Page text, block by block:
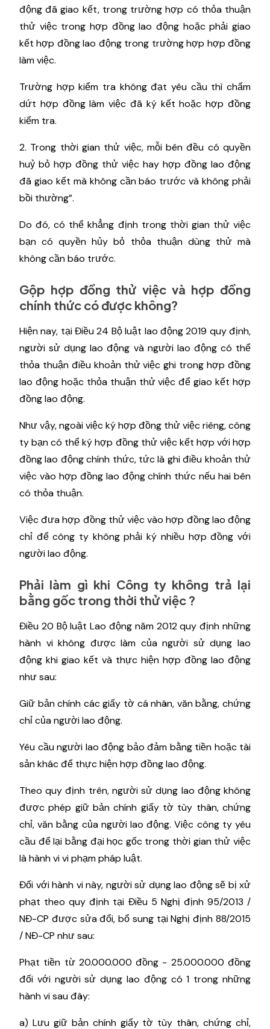
động đã giao kết, trong trường hợp có thỏa thuận
thử việc trong hợp đồng lao động hoặc phải giao
kết hợp đồng lao động trong trường hợp hợp đồng
làm việc.
Trường hợp kiểm tra không đạt yêu cầu thì chấm
dứt hợp đồng làm việc đã ký kết hoặc hợp đồng
kiểm tra.
2. Trong thời gian thử việc, mỗi bên đều có quyền
huỷ bỏ hợp đồng thử việc hay hợp đồng lao động
đã giao kết mà không cần báo trước và không phải
bồi thường”.
Do đó, có thể khẳng định trong thời gian thử việc
bạn có quyền hủy bỏ thỏa thuận dùng thử mà
không cần báo trước.
Gộp hợp đồng thử việc và hợp đồng
chính thức có được không?
Hiện nay, tại Điều 24 Bộ luật lao động 2019 quy định,
người sử dụng lao động và người lao động có thể
thỏa thuận điều khoản thử việc ghi trong hợp đồng
lao động hoặc thỏa thuận thử việc để giao kết hợp
đồng lao động.
Như vậy, ngoài việc ký hợp đồng thử việc riêng, công
ty bạn có thể ký hợp đồng thử việc kết hợp với hợp
đồng lao động chính thức, tức là ghi điều khoản thử
việc vào hợp đồng lao động chính thức nếu hai bên
có thỏa thuận.
Việc đưa hợp đồng thử việc vào hợp đồng lao động
chỉ để công ty không phải ký nhiều hợp đồng với
người lao động.
Phải làm gì khi Công ty không trả lại
bằng gốc trong thời thử việc ?
Điều 20 Bộ luật Lao động năm 2012 quy định những
hành vi không được làm của người sử dụng lao
động khi giao kết và thực hiện hợp đồng lao động
như sau:
Giữ bản chính các giấy tờ cá nhân, văn bằng, chứng
chỉ của người lao động.
Yêu cầu người lao động bảo đảm bằng tiền hoặc tài
sản khác để thực hiện hợp đồng lao động.
Theo quy định trên, người sử dụng lao động không
được phép giữ bản chính giấy tờ tùy thân, chứng
chỉ, văn bằng của người lao động. Việc công ty yêu
cầu để lại bằng đại học gốc trong thời gian thử việc
là hành vi vi phạm pháp luật.
Đối với hành vi này, người sử dụng lao động sẽ bị xử
phạt theo quy định tại Điều 5 Nghị định 95/2013 /
NĐ-CP được sửa đổi, bổ sung tại Nghị định 88/2015
/ NĐ-CP như sau:
Phạt tiền từ 20.000.000 đồng - 25.000.000 đồng
đối với người sử dụng lao động có 1 trong những
hành vi sau đây:
a) Lưu giữ bản chính giấy tờ tùy thân, chứng chỉ,